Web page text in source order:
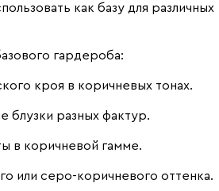
как базу для различных
гардероба:
кроя в коричневых тонах.
блузки разных фактур.
в коричневой гамме.
или серо-коричневого оттенка.